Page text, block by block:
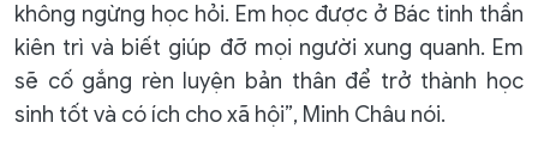
không ngừng học hỏi. Em học được ở Bác tinh thần
kiên trì và biết giúp đỡ mọi người xung quanh. Em
sẽ cố gắng rèn luyện bản thân để trở thành học
sinh tốt và có ích cho xã hội”, Minh Châu nói.